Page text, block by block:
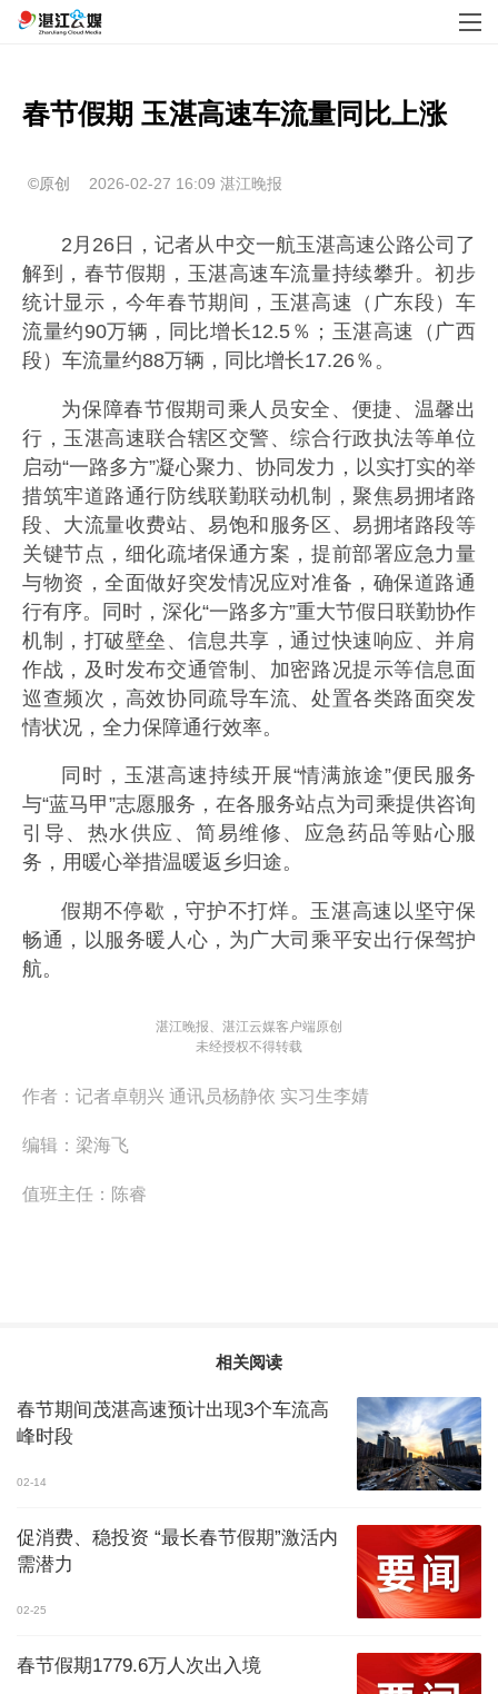
春节假期 玉湛高速车流量同比上涨
©原创 2026-02-27 16:09 湛江晚报
2月26日，记者从中交一航玉湛高速公路公司了
解到，春节假期，玉湛高速车流量持续攀升。初步
统计显示，今年春节期间，玉湛高速（广东段）车
流量约90万辆，同比增长12.5％；玉湛高速（广西
段）车流量约88万辆，同比增长17.26％。
为保障春节假期司乘人员安全、便捷、温馨出
行，玉湛高速联合辖区交警、综合行政执法等单位
启动“一路多方”凝心聚力、协同发力，以实打实的举
措筑牢道路通行防线联勤联动机制，聚焦易拥堵路
段、大流量收费站、易饱和服务区、易拥堵路段等
关键节点，细化疏堵保通方案，提前部署应急力量
与物资，全面做好突发情况应对准备，确保道路通
行有序。同时，深化“一路多方”重大节假日联勤协作
机制，打破壁垒、信息共享，通过快速响应、并肩
作战，及时发布交通管制、加密路况提示等信息面
巡查频次，高效协同疏导车流、处置各类路面突发
情状况，全力保障通行效率。
同时，玉湛高速持续开展“情满旅途”便民服务
与“蓝马甲”志愿服务，在各服务站点为司乘提供咨询
引导、热水供应、简易维修、应急药品等贴心服
务，用暖心举措温暖返乡归途。
假期不停歇，守护不打烊。玉湛高速以坚守保
畅通，以服务暖人心，为广大司乘平安出行保驾护
航。
湛江晚报、湛江云媒客户端原创
未经授权不得转载
作者： 记者卓朝兴 通讯员杨静依 实习生李婧
编辑： 梁海飞
值班主任： 陈睿
相关阅读
春节期间茂湛高速预计出现3个车流高
峰时段
02-14
促消费、稳投资 “最长春节假期”激活内
需潜力
02-25
春节假期1779.6万人次出入境